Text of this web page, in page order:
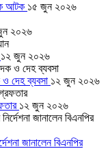
আটক ১৫ জুন ২০২৬
২০২৬
১২ জুন ২০২৬
দেহ ব্যবসা ১২ জুন ২০২৬
১২ জুন ২০২৬
জানালেন বিএনপির